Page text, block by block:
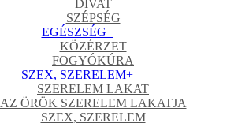
DIVAT
SZÉPSÉG
EGÉSZSÉG+
KÖZÉRZET
FOGYÓKÚRA
SZEX, SZERELEM+
SZERELEM LAKAT
AZ ÖRÖK SZERELEM LAKATJA
SZEX, SZERELEM